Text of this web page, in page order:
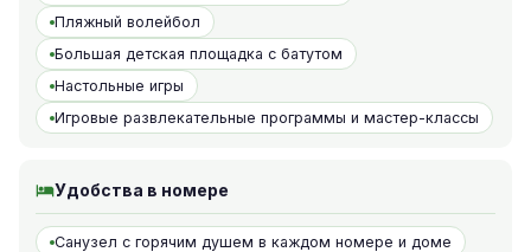
Пляжный волейбол
Большая детская площадка с батутом
Настольные игры
Игровые развлекательные программы и мастер-классы
Удобства в номере
Санузел с горячим душем в каждом номере и доме